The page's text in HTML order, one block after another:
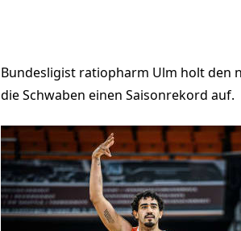
Bundesligist ratiopharm Ulm holt den
die Schwaben einen Saisonrekord auf.